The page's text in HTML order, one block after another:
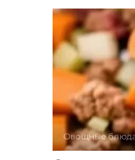
Овощные